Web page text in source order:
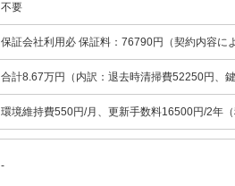
不要
保証会社利用必 保証料：76790円（契約内容
合計8.67万円（内訳：退去時清掃費52250円、
環境維持費550円/月、更新手数料16500円/2年
-